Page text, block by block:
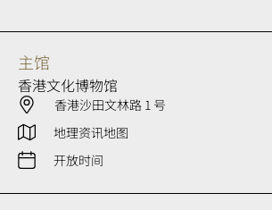
主馆
香港文化博物馆
香港沙田文林路 1 号
地理资讯地图
开放时间